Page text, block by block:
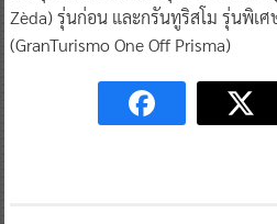
Zèda) รุ่นก่อน และกรันทูริสโม รุ่นพิเ
(GranTurismo One Off Prisma)